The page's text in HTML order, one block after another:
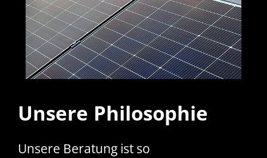
Unsere Philosophie
Unsere Beratung ist so